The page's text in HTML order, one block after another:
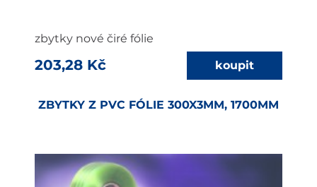
zbytky nové čiré fólie
203,28 Kč
ZBYTKY Z PVC FÓLIE 300X3MM, 1700MM